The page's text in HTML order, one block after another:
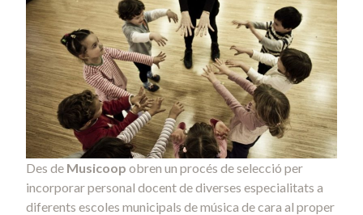
Des de Musicoop obren un procés de selecció per
incorporar personal docent de diverses especialitats a
diferents escoles municipals de música de cara al proper